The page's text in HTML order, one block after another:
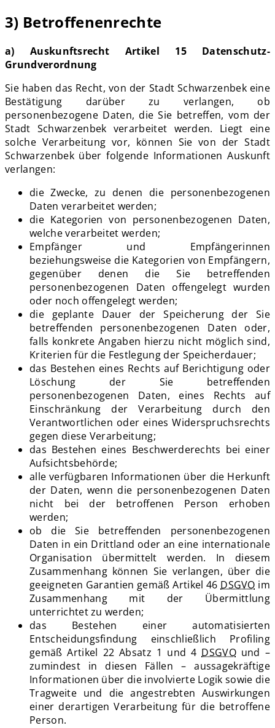
3) Betroffenenrechte
a) Auskunftsrecht Artikel 15 Datenschutz-
Grundverordnung
Sie haben das Recht, von der Stadt Schwarzenbek eine
Bestätigung darüber zu verlangen, ob
personenbezogene Daten, die Sie betreffen, vom der
Stadt Schwarzenbek verarbeitet werden. Liegt eine
solche Verarbeitung vor, können Sie von der Stadt
Schwarzenbek über folgende Informationen Auskunft
verlangen:
die Zwecke, zu denen die personenbezogenen
Daten verarbeitet werden;
die Kategorien von personenbezogenen Daten,
welche verarbeitet werden;
Empfänger und Empfängerinnen
beziehungsweise die Kategorien von Empfängern,
gegenüber denen die Sie betreffenden
personenbezogenen Daten offengelegt wurden
oder noch offengelegt werden;
die geplante Dauer der Speicherung der Sie
betreffenden personenbezogenen Daten oder,
falls konkrete Angaben hierzu nicht möglich sind,
Kriterien für die Festlegung der Speicherdauer;
das Bestehen eines Rechts auf Berichtigung oder
Löschung der Sie betreffenden
personenbezogenen Daten, eines Rechts auf
Einschränkung der Verarbeitung durch den
Verantwortlichen oder eines Widerspruchsrechts
gegen diese Verarbeitung;
das Bestehen eines Beschwerderechts bei einer
Aufsichtsbehörde;
alle verfügbaren Informationen über die Herkunft
der Daten, wenn die personenbezogenen Daten
nicht bei der betroffenen Person erhoben
werden;
ob die Sie betreffenden personenbezogenen
Daten in ein Drittland oder an eine internationale
Organisation übermittelt werden. In diesem
Zusammenhang können Sie verlangen, über die
geeigneten Garantien gemäß Artikel 46 DSGVO im
Zusammenhang mit der Übermittlung
unterrichtet zu werden;
das Bestehen einer automatisierten
Entscheidungsfindung einschließlich Profiling
gemäß Artikel 22 Absatz 1 und 4 DSGVOund –
zumindest in diesen Fällen – aussagekräftige
Informationen über die involvierte Logik sowie die
Tragweite und die angestrebten Auswirkungen
einer derartigen Verarbeitung für die betroffene
Person.